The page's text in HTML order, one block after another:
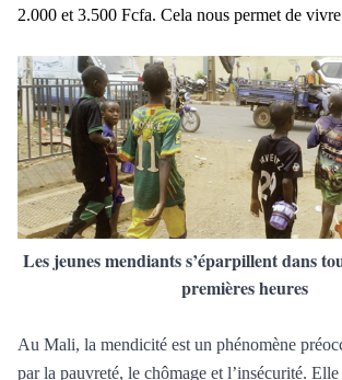
2.000 et 3.500 Fcfa. Cela nous permet de
Les jeunes mendiants s’éparpillent dans
premières heures
Au Mali, la mendicité est un phénomène
par la pauvreté, le chômage et l’insécurité.